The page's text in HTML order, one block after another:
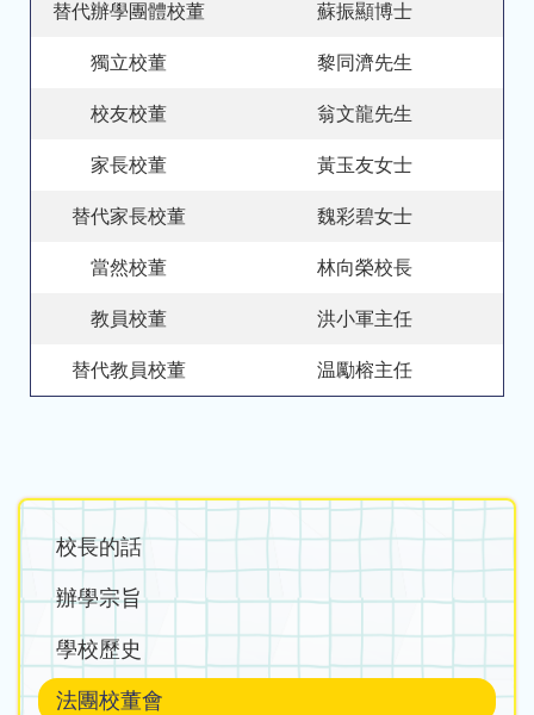
替代辦學團體校董 蘇振顯博士
獨立校董 黎同濟先生
校友校董 翁文龍先生
家長校董 黃玉友女士
替代家長校董 魏彩碧女士
當然校董 林向榮校長
教員校董 洪小軍主任
替代教員校董 温勵榕主任
Main
navigation
校長的話
辦學宗旨
學校歷史
法團校董會